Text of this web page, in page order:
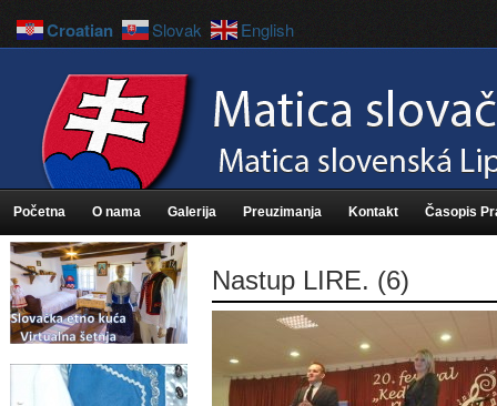
Početna O nama Galerija Preuzimanja Kontakt Časopis
Nastup LIRE. (6)
Croatian Slovak English